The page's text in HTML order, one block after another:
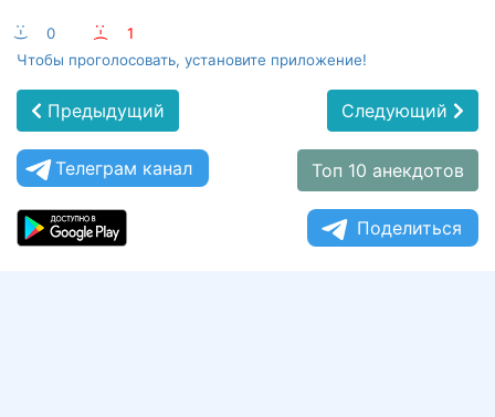
:-) 0 :-(
1
Чтобы проголосовать, установите приложение!
Предыдущий Следующий
Телеграм канал Топ 10 анекдотов
Поделиться